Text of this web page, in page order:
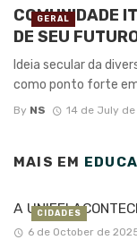
COMUNIDADE
DE SEU
Ideia secular da
como ponto forte
By NS 14 de July
GERAL
MAIS EM
A UNIFEI
6 de October de
CIDADES